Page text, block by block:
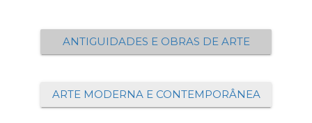
ANTIGUIDADES E OBRAS DE ARTE
ARTE MODERNA E CONTEMPORÂNEA